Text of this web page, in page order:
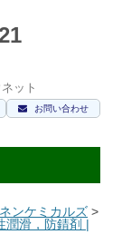
ット
お問い合わせ
ンケミカルズ >
潤滑，防錆剤 |